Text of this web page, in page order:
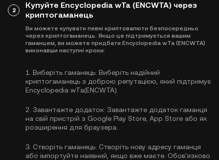
2
Купуйте Encyclopedia wTa (ENCWTA) через
криптогаманець
Ви можете купувати певні криптовалюти безпосередньо
через криптогаманець. Якщо це підтримується вашим
гаманцем, ви можете придбати Encyclopedia wTa (ENCWTA)
виконавши наступні кроки:
1. Виберіть гаманець: Виберіть надійний
криптогаманець з доброю репутацією, який підтримує
Encyclopedia wTa(ENCWTA).
2. Завантажте додаток: Завантажте додаток гаманця
на свій пристрій з Google Play Store, App Store або як
розширення для браузера.
3. Створіть гаманець: Створіть нову адресу гаманця
або імпортуйте наявний, якщо вже маєте. Обов'язково